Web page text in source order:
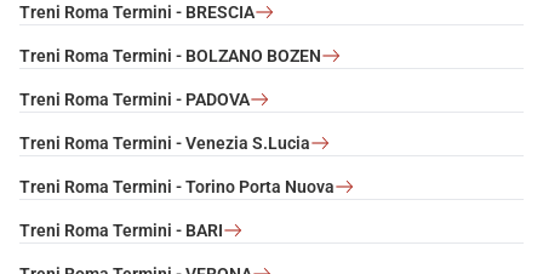
Treni Roma Termini - BRESCIA
Treni Roma Termini - BOLZANO BOZEN
Treni Roma Termini - PADOVA
Treni Roma Termini - Venezia S.Lucia
Treni Roma Termini - Torino Porta Nuova
Treni Roma Termini - BARI